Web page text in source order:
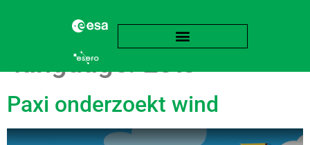
language:Ests
Paxi onderzoekt wind